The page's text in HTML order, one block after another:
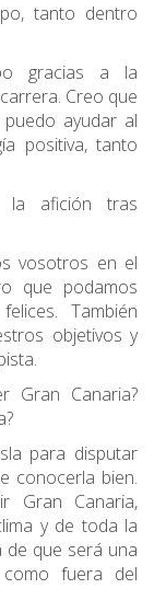
tanto dentro
gracias a la
Creo que
ayudar al
positiva, tanto
la afición tras
vosotros en el
que podamos
También
objetivos y
Gran Canaria?
para disputar
conocerla bien.
Gran Canaria,
y de toda la
de que será una
fuera del